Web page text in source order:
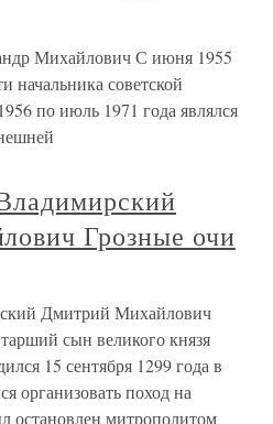
Михайлович С июня 1955
начальника советской
по июль 1971 года являлся
Грозные очи
Дмитрий Михайлович
сын великого князя
15 сентября 1299 года в
организовать поход на
митрополитом